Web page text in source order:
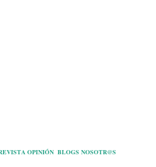
OPINIÓN BLOGS NOSOTR@S